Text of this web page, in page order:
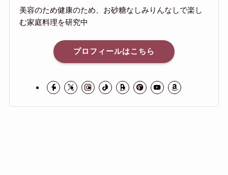
美容のため健康のため、お砂糖なしみりんなしで楽し
む家庭料理を研究中
プロフィールはこちら